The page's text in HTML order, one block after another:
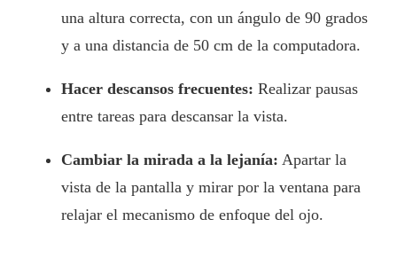
una altura correcta, con un ángulo de 90 grados
y a una distancia de 50 cm de la computadora.
Hacer descansos frecuentes: Realizar pausas
entre tareas para descansar la vista.
Cambiar la mirada a la lejanía: Apartar la
vista de la pantalla y mirar por la ventana para
relajar el mecanismo de enfoque del ojo.